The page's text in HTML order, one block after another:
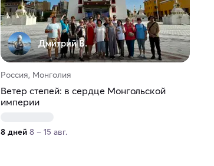
Дмитрий В.
Россия, Монголия
Ветер степей: в сердце Монгольской
империи
8 дней 8 – 15 авг.